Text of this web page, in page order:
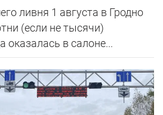
ливня 1 августа в Гродно
(если не тысячи)
оказалась в салоне...